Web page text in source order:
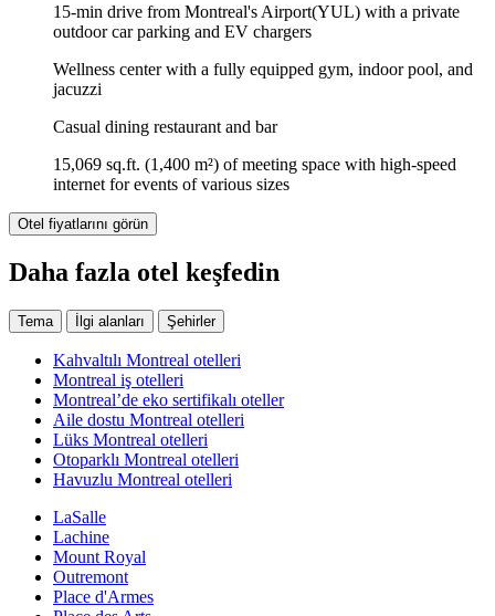
15-min drive from Montreal's Airport(YUL) with a private
outdoor car parking and EV chargers
Wellness center with a fully equipped gym, indoor pool, and
jacuzzi
Casual dining restaurant and bar
15,069 sq.ft. (1,400 m²) of meeting space with high-speed
internet for events of various sizes
Otel fiyatlarını görün
Daha fazla otel keşfedin
Tema İlgi alanları Şehirler
Kahvaltılı Montreal otelleri
Montreal iş otelleri
Montreal’de eko sertifikalı oteller
Aile dostu Montreal otelleri
Lüks Montreal otelleri
Otoparklı Montreal otelleri
Havuzlu Montreal otelleri
LaSalle
Lachine
Mount Royal
Outremont
Place d'Armes